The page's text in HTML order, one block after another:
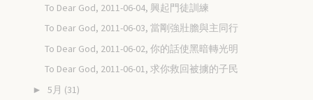
To Dear God, 2011-06-04, 興起門徒訓練
To Dear God, 2011-06-03, 當剛強壯膽與主同行
To Dear God, 2011-06-02, 你的話使黑暗轉光明
To Dear God, 2011-06-01, 求你救回被擄的子民
► 5月 (31)